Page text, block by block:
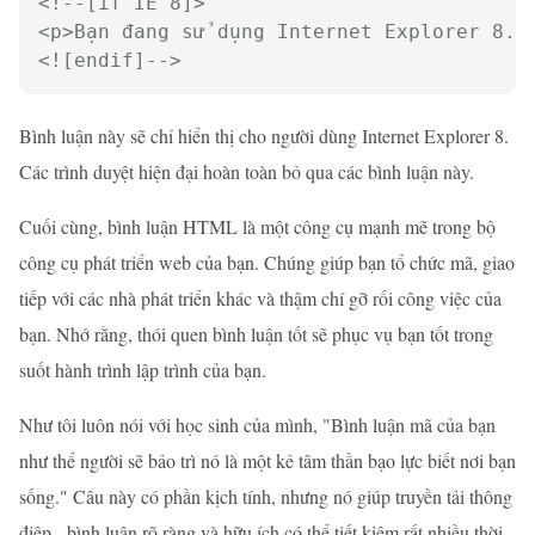
<p>Bạn đang sử dụng Internet Explorer
<![endif]-->
Bình luận này sẽ chỉ hiển thị cho người dùng Internet Explorer 8.
Các trình duyệt hiện đại hoàn toàn bỏ qua các bình luận này.
Cuối cùng, bình luận HTML là một công cụ mạnh mẽ trong bộ
công cụ phát triển web của bạn. Chúng giúp bạn tổ chức mã, giao
tiếp với các nhà phát triển khác và thậm chí gỡ rối công việc của
bạn. Nhớ rằng, thói quen bình luận tốt sẽ phục vụ bạn tốt trong
suốt hành trình lập trình của bạn.
Như tôi luôn nói với học sinh của mình, "Bình luận mã của bạn
như thể người sẽ bảo trì nó là một kẻ tâm thần bạo lực biết nơi bạn
sống." Câu này có phần kịch tính, nhưng nó giúp truyền tải thông